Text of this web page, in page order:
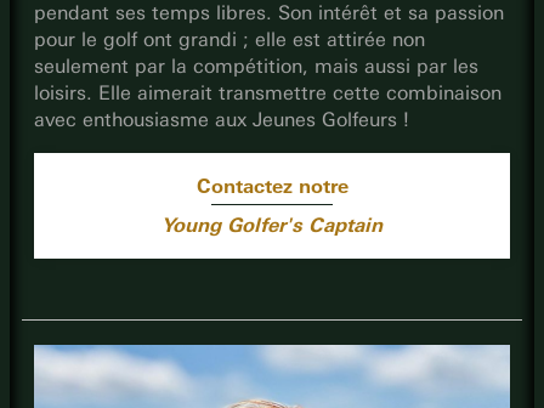
pendant ses temps libres. Son intérêt et sa passion
pour le golf ont grandi ; elle est attirée non
seulement par la compétition, mais aussi par les
loisirs. Elle aimerait transmettre cette combinaison
avec enthousiasme aux Jeunes Golfeurs !
Contactez notre
Young Golfer's Captain